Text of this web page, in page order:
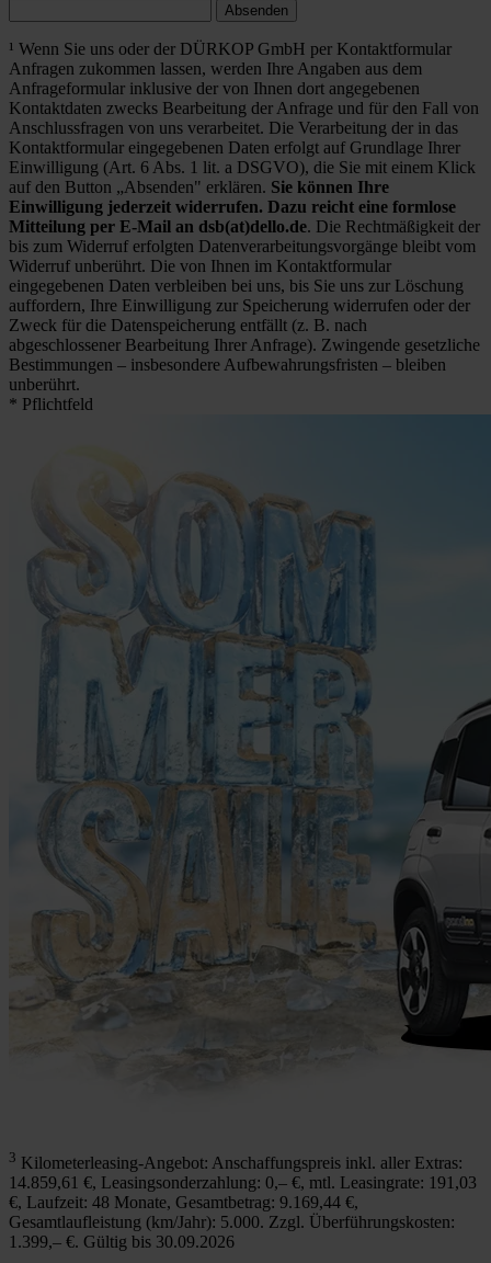
Absenden
¹ Wenn Sie uns oder der DÜRKOP GmbH per Kontaktformular
Anfragen zukommen lassen, werden Ihre Angaben aus dem
Anfrageformular inklusive der von Ihnen dort angegebenen
Kontaktdaten zwecks Bearbeitung der Anfrage und für den Fall von
Anschlussfragen von uns verarbeitet. Die Verarbeitung der in das
Kontaktformular eingegebenen Daten erfolgt auf Grundlage Ihrer
Einwilligung (Art. 6 Abs. 1 lit. a DSGVO), die Sie mit einem Klick
auf den Button „Absenden" erklären. Sie können Ihre
Einwilligung jederzeit widerrufen. Dazu reicht eine formlose
Mitteilung per E-Mail an dsb(at)dello.de. Die Rechtmäßigkeit der
bis zum Widerruf erfolgten Datenverarbeitungsvorgänge bleibt vom
Widerruf unberührt. Die von Ihnen im Kontaktformular
eingegebenen Daten verbleiben bei uns, bis Sie uns zur Löschung
auffordern, Ihre Einwilligung zur Speicherung widerrufen oder der
Zweck für die Datenspeicherung entfällt (z. B. nach
abgeschlossener Bearbeitung Ihrer Anfrage). Zwingende gesetzliche
Bestimmungen – insbesondere Aufbewahrungsfristen – bleiben
unberührt.
* Pflichtfeld
3 Kilometerleasing-Angebot: Anschaffungspreis inkl. aller Extras:
14.859,61 €, Leasingsonderzahlung: 0,– €, mtl. Leasingrate: 191,03
€, Laufzeit: 48 Monate, Gesamtbetrag: 9.169,44 €,
Gesamtlaufleistung (km/Jahr): 5.000. Zzgl. Überführungskosten:
1.399,– €. Gültig bis 30.09.2026